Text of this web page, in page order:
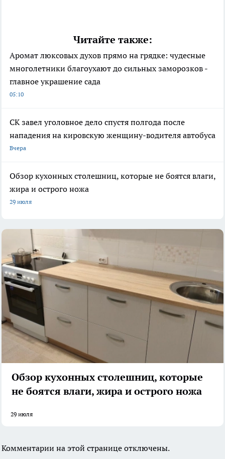
Читайте также:
Аромат люксовых духов прямо на грядке: чудесные
многолетники благоухают до сильных заморозков -
главное украшение сада
05:10
СК завел уголовное дело спустя полгода после
нападения на кировскую женщину-водителя автобуса
Вчера
Обзор кухонных столешниц, которые не боятся влаги,
жира и острого ножа
29 июля
Обзор кухонных столешниц, которые
не боятся влаги, жира и острого ножа
29 июля
Комментарии на этой странице отключены.